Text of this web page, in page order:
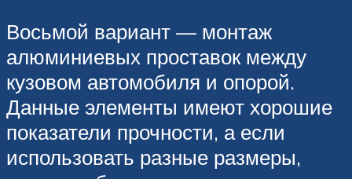
Восьмой вариант — монтаж
алюминиевых проставок между
кузовом автомобиля и опорой.
Данные элементы имеют хорошие
показатели прочности, а если
использовать разные размеры,